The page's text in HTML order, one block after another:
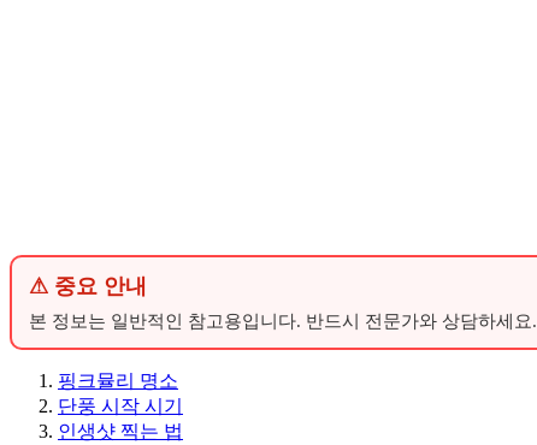
⚠ 중요 안내
본 정보는 일반적인 참고용입니다. 반드시 전문가와 상담하세요.
핑크뮬리 명소
단풍 시작 시기
인생샷 찍는 법